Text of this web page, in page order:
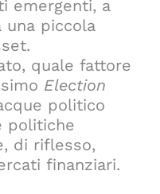
emergenti, a
una piccola
quale fattore
Election
politico
politiche
di riflesso,
finanziari.